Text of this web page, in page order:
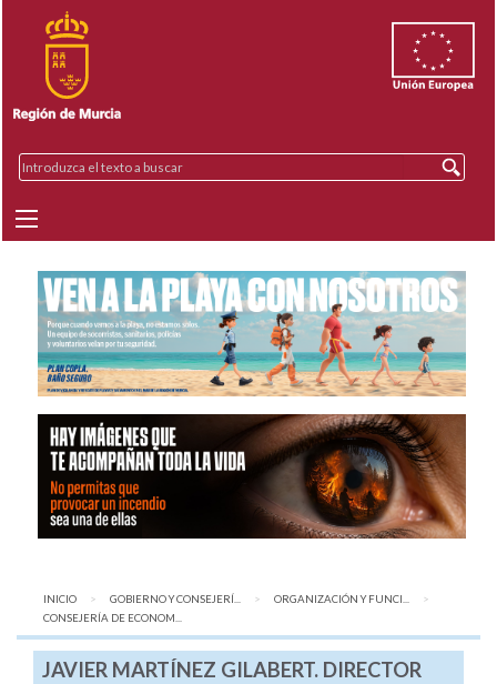
INICIO GOBIERNO Y CONSEJERÍ...
ORGANIZACIÓN Y FUNCI...
AQUÍ:
CONSEJERÍA DE ECONOM...
JAVIER MARTÍNEZ GILABERT. DIRECTOR